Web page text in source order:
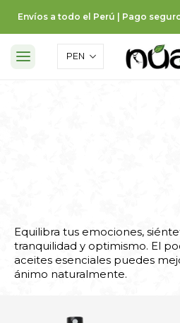
Envíos a todo el Perú | Pago
Equilibra tus emociones,
tranquilidad y optimismo. El
aceites esenciales puedes
ánimo naturalmente.